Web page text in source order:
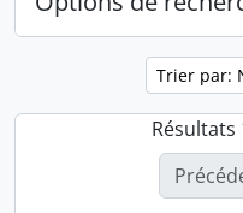
Trier par:
Résultats